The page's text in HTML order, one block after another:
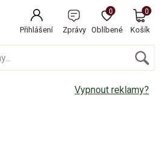
Přihlášení Zprávy Oblíbené
0
Košík
0
Vypnout reklamy?